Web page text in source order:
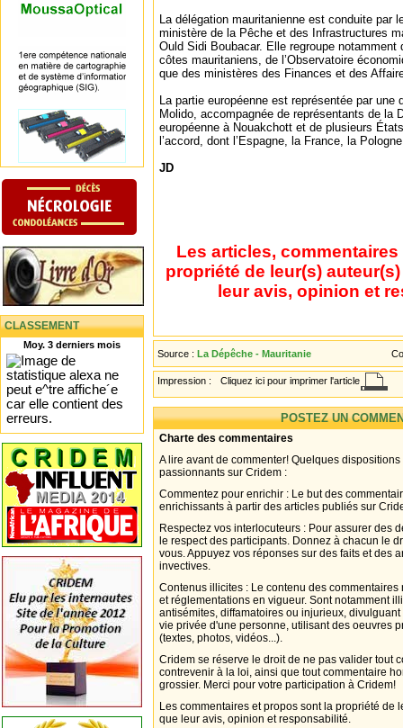
CLASSEMENT
Moy. 3 derniers mois
La délégation mauritanienne est conduite par
ministère de la Pêche et des Infrastructures
Ould Sidi Boubacar. Elle regroupe notamment
côtes mauritaniens, de l’Observatoire
que des ministères des Finances et des
La partie européenne est représentée par une
Molido, accompagnée de représentants de la
européenne à Nouakchott et de plusieurs
l’accord, dont l’Espagne, la France, la
JD
Les articles,
propriété de leur(s)
leur avis, opinion et
Source : La Dépêche - Mauritanie
Impression : Cliquez ici pour imprimer l'article
POSTEZ UN
Charte des commentaires
A lire avant de commenter! Quelques
passionnants sur Cridem :
Commentez pour enrichir : Le but des
enrichissants à partir des articles publiés sur
Respectez vos interlocuteurs : Pour assurer des
le respect des participants. Donnez à chacun le
vous. Appuyez vos réponses sur des faits et des
invectives.
Contenus illicites : Le contenu des
et réglementations en vigueur. Sont notamment
antisémites, diffamatoires ou injurieux,
vie privée d'une personne, utilisant des oeuvres
(textes, photos, vidéos...).
Cridem se réserve le droit de ne pas valider tout
contrevenir à la loi, ainsi que tout commentaire
grossier. Merci pour votre participation à Cridem!
Les commentaires et propos sont la propriété de
que leur avis, opinion et responsabilité.